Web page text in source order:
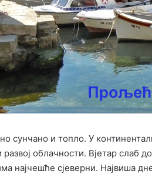
сунчано и топло. У
развој облачности. Вјетар слаб
најчешће сјеверни. Највиша